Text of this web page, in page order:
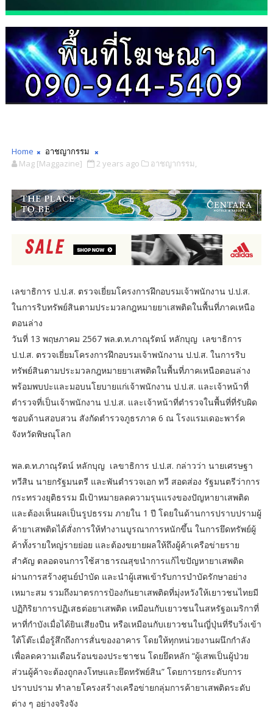
Home
อาชญากรรม
Mag [Maggazine]
2 years ago อาชญากรรม,
เลขาธิการ ป.ป.ส. ตรวจเยี่ยมโครงการฝึกอบรมเจ้าพนักงาน ป.ป.ส.
ในการริบทรัพย์สินตามประมวลกฎหมายยาเสพติดในพื้นที่ภาคเหนือ
ตอนล่าง
วันที่ 13 พฤษภาคม 2567 พล.ต.ท.ภาณุรัตน์ หลักบุญ เลขาธิการ
ป.ป.ส. ตรวจเยี่ยมโครงการฝึกอบรมเจ้าพนักงาน ป.ป.ส. ในการริบ
ทรัพย์สินตามประมวลกฎหมายยาเสพติดในพื้นที่ภาคเหนือตอนล่าง
พร้อมพบปะและมอบนโยบายแก่เจ้าพนักงาน ป.ป.ส. และเจ้าหน้าที่
ตำรวจที่เป็นเจ้าพนักงาน ป.ป.ส. และเจ้าหน้าที่ตำรวจในพื้นที่ที่รับผิด
ชอบด้านสอบสวน สังกัดตำรวจภูธรภาค 6 ณ โรงแรมเดอะพาร์ค
จังหวัดพิษณุโลก
พล.ต.ท.ภาณุรัตน์ หลักบุญ เลขาธิการ ป.ป.ส. กล่าวว่า นายเศรษฐา
ทวีสิน นายกรัฐมนตรี และพันตำรวจเอก ทวี สอดส่อง รัฐมนตรีว่าการ
กระทรวงยุติธรรม มีเป้าหมายลดความรุนแรงของปัญหายาเสพติด
และต้องเห็นผลเป็นรูปธรรม ภายใน 1 ปี โดยในด้านการปราบปรามผู้
ค้ายาเสพติดได้สั่งการให้ทำงานบูรณาการหนักขึ้น ในการยึดทรัพย์ผู้
ค้าทั้งรายใหญ่รายย่อย และต้องขยายผลให้ถึงผู้ค้าเครือข่ายราย
สำคัญ ตลอดจนการใช้สาธารณสุขนำการแก้ไขปัญหายาเสพติด
ผ่านการสร้างศูนย์บำบัด และนำผู้เสพเข้ารับการบำบัดรักษาอย่าง
เหมาะสม รวมถึงมาตรการป้องกันยาเสพติดที่มุ่งหวังให้เยาวชนไทยมี
ปฏิกิริยาการปฏิเสธต่อยาเสพติด เหมือนกับเยาวชนในสหรัฐอเมริกาที่
หาที่กำบังเมื่อได้ยินเสียงปืน หรือเหมือนกับเยาวชนในญี่ปุ่นที่รีบวิ่งเข้า
ใต้โต๊ะเมื่อรู้สึกถึงการสั่นของอาคาร โดยให้ทุกหน่วยงานผนึกกำลัง
เพื่อลดความเดือนร้อนของประชาชน โดยยึดหลัก “ผู้เสพเป็นผู้ป่วย
ส่วนผู้ค้าจะต้องถูกลงโทษและยึดทรัพย์สิน” โดยการยกระดับการ
ปราบปราม ทำลายโครงสร้างเครือข่ายกลุ่มการค้ายาเสพติดระดับ
ต่าง ๆ อย่างจริงจัง